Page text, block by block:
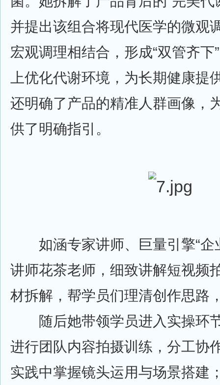
并提出该组合将现代医学的微观
宏观调理相结合，形成“双管齐下
上优化代谢环境，为长期健康提
还明确了产品的精准人群画像，
供了明确指引。
如涵专家讲师、巨量引擎“企
讲师花茶老师，细致讲解短视频
材拆解，帮学员们理清创作思路
随后她带领学员进入实操环
进行团队内容拍摄训练，分工协
实践中掌握镜头运用与场景搭建